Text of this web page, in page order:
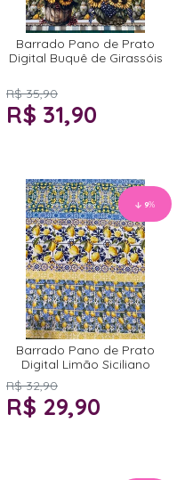
Barrado Pano de Prato
Digital Buquê de Girassóis
R$ 35,90
R$ 31,90
9%
Barrado Pano de Prato
Digital Limão Siciliano
R$ 32,90
R$ 29,90